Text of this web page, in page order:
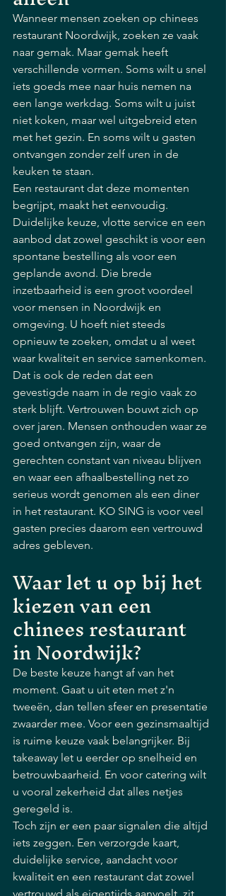
Wanneer mensen zoeken op chinees
restaurant Noordwijk, zoeken ze vaak
naar gemak. Maar gemak heeft
verschillende vormen. Soms wilt u snel
iets goeds mee naar huis nemen na
een lange werkdag. Soms wilt u juist
niet koken, maar wel uitgebreid eten
met het gezin. En soms wilt u gasten
ontvangen zonder zelf uren in de
keuken te staan.
Een restaurant dat deze momenten
begrijpt, maakt het eenvoudig.
Duidelijke keuze, vlotte service en een
aanbod dat zowel geschikt is voor een
spontane bestelling als voor een
geplande avond. Die brede
inzetbaarheid is een groot voordeel
voor mensen in Noordwijk en
omgeving. U hoeft niet steeds
opnieuw te zoeken, omdat u al weet
waar kwaliteit en service samenkomen.
Dat is ook de reden dat een
gevestigde naam in de regio vaak zo
sterk blijft. Vertrouwen bouwt zich op
over jaren. Mensen onthouden waar ze
goed ontvangen zijn, waar de
gerechten constant van niveau blijven
en waar een afhaalbestelling net zo
serieus wordt genomen als een diner
in het restaurant. KO SING is voor veel
gasten precies daarom een vertrouwd
adres gebleven.
Waar let u op bij het
kiezen van een
chinees restaurant
in Noordwijk?
De beste keuze hangt af van het
moment. Gaat u uit eten met z'n
tweeën, dan tellen sfeer en presentatie
zwaarder mee. Voor een gezinsmaaltijd
is ruime keuze vaak belangrijker. Bij
takeaway let u eerder op snelheid en
betrouwbaarheid. En voor catering wilt
u vooral zekerheid dat alles netjes
geregeld is.
Toch zijn er een paar signalen die altijd
iets zeggen. Een verzorgde kaart,
duidelijke service, aandacht voor
kwaliteit en een restaurant dat zowel